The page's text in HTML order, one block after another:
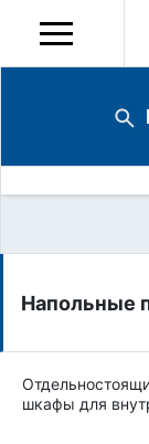
Напольные
шкафы для